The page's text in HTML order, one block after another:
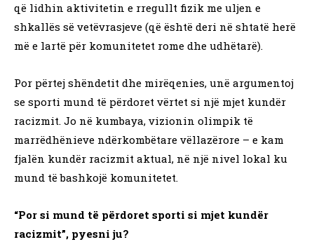
që lidhin aktivitetin e rregullt fizik me uljen e
shkallës së vetëvrasjeve (që është deri në shtatë herë
më e lartë për komunitetet rome dhe udhëtarë).
Por përtej shëndetit dhe mirëqenies, unë argumentoj
se sporti mund të përdoret vërtet si një mjet kundër
racizmit. Jo në kumbaya, vizionin olimpik të
marrëdhënieve ndërkombëtare vëllazërore – e kam
fjalën kundër racizmit aktual, në një nivel lokal ku
mund të bashkojë komunitetet.
“Por si mund të përdoret sporti si mjet kundër
racizmit”, pyesni ju?